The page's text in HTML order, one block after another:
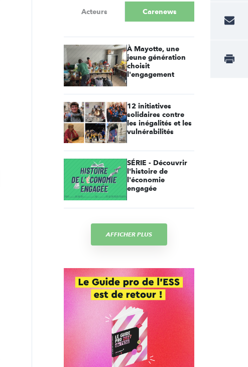
Acteurs Carenews
À Mayotte, une
jeune génération
choisit
l'engagement
12 initiatives
solidaires contre
les inégalités et les
vulnérabilités
SÉRIE - Découvrir
l'histoire de
l'économie
engagée
AFFICHER PLUS